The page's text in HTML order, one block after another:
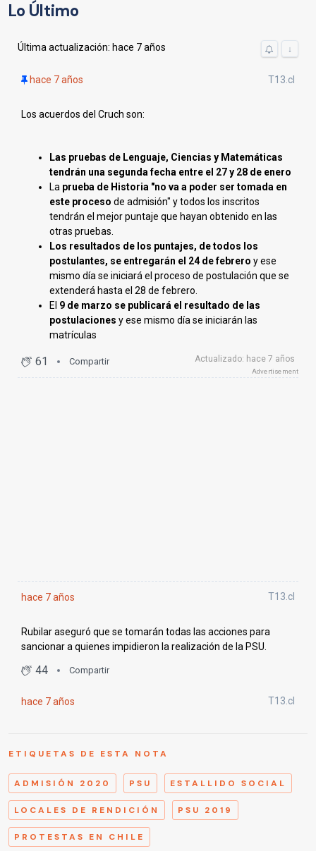
Lo Último
ETIQUETAS DE ESTA NOTA
ADMISIÓN 2020 PSU ESTALLIDO SOCIAL
LOCALES DE RENDICIÓN PSU 2019
PROTESTAS EN CHILE